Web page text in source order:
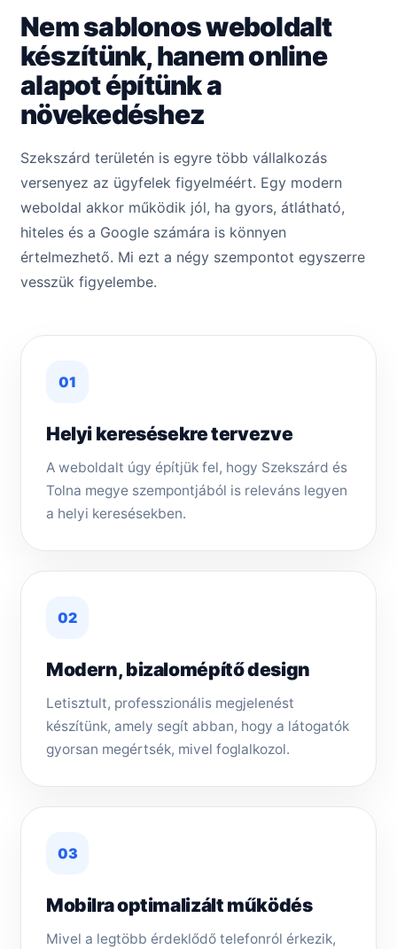
Nem sablonos weboldalt
készítünk, hanem online
alapot építünk a
növekedéshez
Szekszárd területén is egyre több vállalkozás
versenyez az ügyfelek figyelméért. Egy modern
weboldal akkor működik jól, ha gyors, átlátható,
hiteles és a Google számára is könnyen
értelmezhető. Mi ezt a négy szempontot egyszerre
vesszük figyelembe.
01
Helyi keresésekre tervezve
A weboldalt úgy építjük fel, hogy Szekszárd és
Tolna megye szempontjából is releváns legyen
a helyi keresésekben.
02
Modern, bizalomépítő design
Letisztult, professzionális megjelenést
készítünk, amely segít abban, hogy a látogatók
gyorsan megértsék, mivel foglalkozol.
03
Mobilra optimalizált működés
Mivel a legtöbb érdeklődő telefonról érkezik,